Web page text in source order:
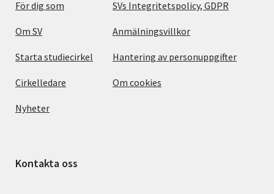
För dig som
Om SV
Starta studiecirkel
Cirkelledare
Nyheter
SVs Integritetspolicy, GDPR
Anmälningsvillkor
Hantering av personuppgifter
Om cookies
Kontakta oss